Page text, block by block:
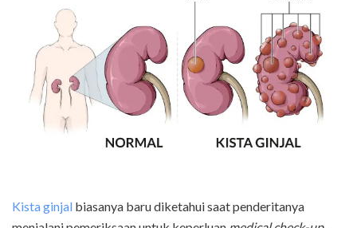
Kista ginjal biasanya baru diketahui saat penderitanya